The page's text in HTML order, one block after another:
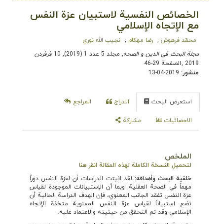
الخصائص النفسية لاستبيان عزة النفس
مع الإتجاه الإسلامي
محمّد فرهوش ‌رضا مهکام
نجیب الله نوري
مجلة البحث في الدین و الصحه
, مجلد 5 عدد 1 (2019), 10 فرفردن
2019
,الصفحة 29-46
منشور:
استعرض البحث الادراج المراجع
الاحصائيات مشاركة
الملخص
لتحميل النسخة الكاملة لهذه المقالة انقر هنا
خلفية البحث وأهدافه: لقد اثبتت الدراسات أن لعزة النفس دوراً
مهماً في الصحة العقلية. وبما أن الإستبيانات الموجودة لقياس
عزة النفس تفقد الجانب المعنوي، فإن الهدف الدراسة الحالية أن
تضع استبياناً لقياس عزة النفس المعنوية متخذة الإتجاه
الإسلامي وقد تم التحقق من حيثيته والاعتماد عليه.